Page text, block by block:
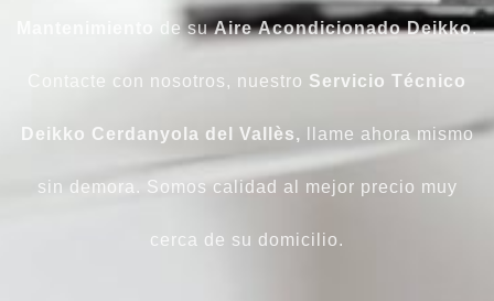
de suAire Acondicionado Deikko.
Contacte con nosotros, nuestro Servicio Técnico
Deikko Cerdanyola del Vallès, llame ahora mismo
sin demora. Somos calidad al mejor precio muy
cerca de su domicilio.